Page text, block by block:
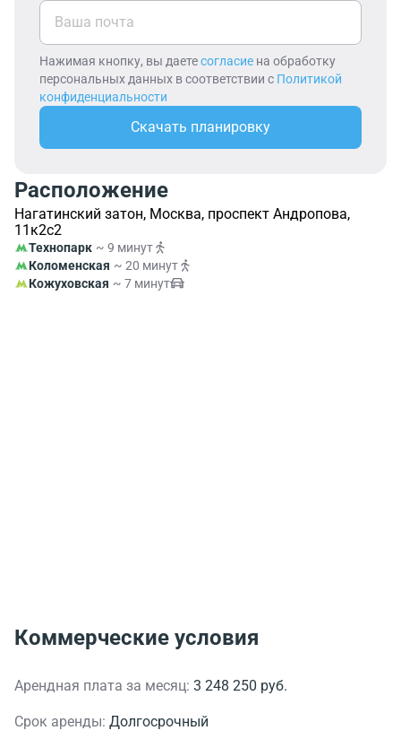
Нажимая кнопку, вы даетесогласие на обработку
персональных данных в соответствии с Политикой
конфиденциальности
Скачать планировку
Расположение
Нагатинский затон, Москва, проспект Андропова,
11к2с2
Технопарк ~ 9 минут
Коломенская ~ 20 минут
Кожуховская ~ 7 минут
Коммерческие условия
Арендная плата за месяц: 3 248 250 руб.
Срок аренды: Долгосрочный